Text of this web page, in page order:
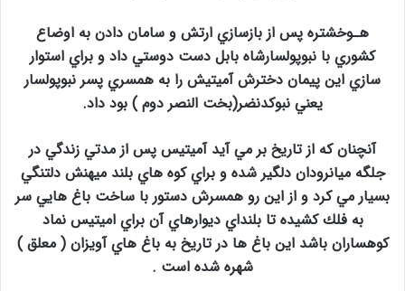
هـوخشتره پس از بازسازي ارتش و سامان دادن به اوضاع
كشوري با نبوپولسارشاه بابل دست دوستي داد و براي استوار
سازي اين پيمان دخترش آميتيش را به همسري پسر نبوپولسار
يعني نبوكدنضر(بخت النصر دوم ) بود داد.
آنچنان كه از تاريخ بر مي آيد آميتيس پس از مدتي زندگي در
جلگه ميانرودان دلگير شده و براي كوه هاي بلند ميهنش دلتنگي
بسيار مي كرد و از اين رو همسرش دستور با ساخت باغ هايي سر
به فلك كشيده تا بلنداي ديوارهاي آن براي اميتيس نماد
كوهساران باشد اين باغ ها در تاريخ به باغ هاي آويزان ( معلق )
شهره شده است .